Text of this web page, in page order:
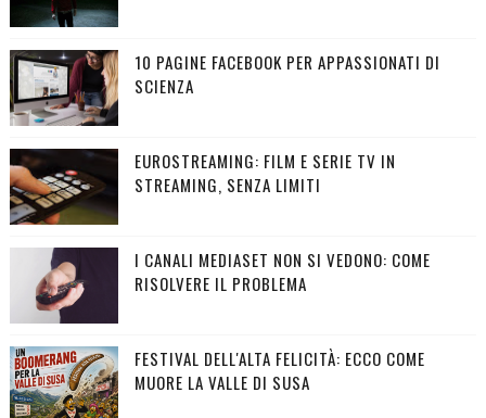
10 PAGINE FACEBOOK PER APPASSIONATI DI
SCIENZA
EUROSTREAMING: FILM E SERIE TV IN
STREAMING, SENZA LIMITI
I CANALI MEDIASET NON SI VEDONO: COME
RISOLVERE IL PROBLEMA
FESTIVAL DELL'ALTA FELICITÀ: ECCO COME
MUORE LA VALLE DI SUSA